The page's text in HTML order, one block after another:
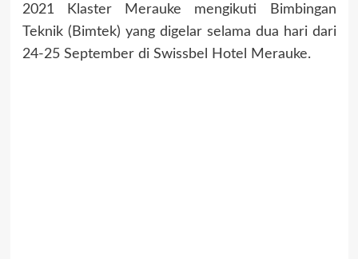
2021 Klaster Merauke mengikuti Bimbingan
Teknik (Bimtek) yang digelar selama dua hari dari
24-25 September di Swissbel Hotel Merauke.